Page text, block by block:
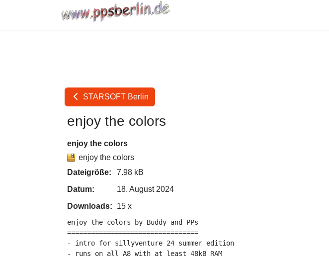
STARSOFT Berlin
enjoy the colors
enjoy the colors
enjoy the colors
Dateigröße:
7.98 kB
Datum:
18. August 2024
Downloads:
15 x
enjoy the colors by Buddy and PPs
=================================
- intro for sillyventure 24 summer edition
- runs on all A8 with at least 48kB RAM